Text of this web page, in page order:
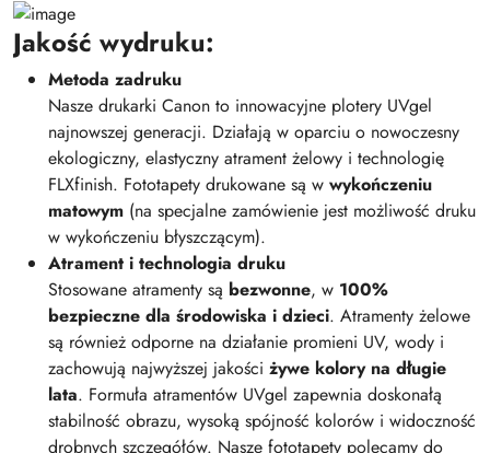
Jakość wydruku:
Metoda zadruku
Nasze drukarki Canon to innowacyjne plotery UVgel
najnowszej generacji. Działają w oparciu o nowoczesny
ekologiczny, elastyczny atrament żelowy i technologię
FLXfinish. Fototapety drukowane są w wykończeniu
matowym (na specjalne zamówienie jest możliwość druku
w wykończeniu błyszczącym).
Atrament i technologia druku
Stosowane atramenty są bezwonne, w 100%
bezpieczne dla środowiska i dzieci. Atramenty żelowe
są również odporne na działanie promieni UV, wody i
zachowują najwyższej jakości żywe kolory na długie
lata. Formuła atramentów UVgel zapewnia doskonałą
stabilność obrazu, wysoką spójność kolorów i widoczność
drobnych szczegółów. Nasze fototapety polecamy do